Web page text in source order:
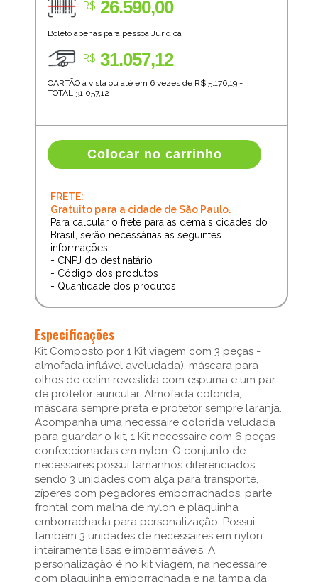
R$ 26.590,00
Boleto apenas para pessoa Jurídica
R$ 31.057,12
CARTÃO à vista ou até em 6 vezes de R$ 5.176,19=
TOTAL 31.057,12
Colocar no carrinho
FRETE:
Gratuito para a cidade de São Paulo.
Para calcular o frete para as demais cidades do
Brasil, serão necessárias as seguintes
informações:
- CNPJ do destinatário
- Código dos produtos
- Quantidade dos produtos
Especificações
Kit Composto por 1 Kit viagem com 3 peças -
almofada inflável aveludada), máscara para
olhos de cetim revestida com espuma e um par
de protetor auricular. Almofada colorida,
máscara sempre preta e protetor sempre laranja.
Acompanha uma necessaire colorida veludada
para guardar o kit, 1 Kit necessaire com 6 peças
confeccionadas em nylon. O conjunto de
necessaires possui tamanhos diferenciados,
sendo 3 unidades com alça para transporte,
zíperes com pegadores emborrachados, parte
frontal com malha de nylon e plaquinha
emborrachada para personalização. Possui
também 3 unidades de necessaires em nylon
inteiramente lisas e impermeáveis. A
personalização é no kit viagem, na necessaire
com plaquinha emborrachada e na tampa da